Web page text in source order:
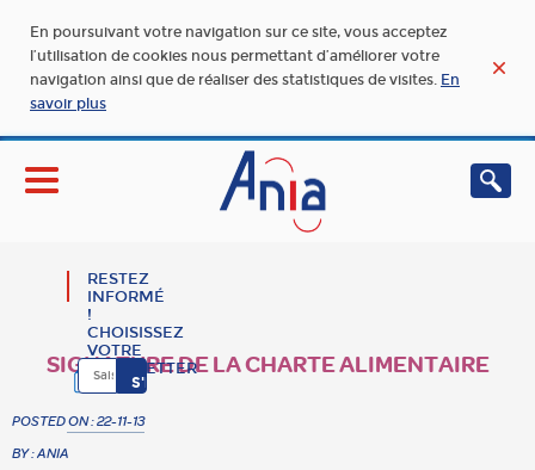
En poursuivant votre navigation sur ce site, vous acceptez
l’utilisation de cookies nous permettant d’améliorer votre
navigation ainsi que de réaliser des statistiques de visites. En
savoir plus
SIGNATURE DE LA CHARTE ALIMENTAIRE
POSTED ON : 22-11-13
BY : ANIA
RESTEZ
INFORMÉ
!
CHOISISSEZ
VOTRE
NEWSLETTER